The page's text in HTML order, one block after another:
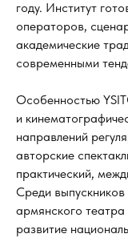
году. Институт
операторов,
академические
современными
Особенностью
и
направлений
авторские
практический,
Среди
армянского театра
развитие